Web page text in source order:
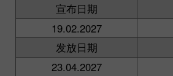
宣布日期
19.02.2027
发放日期
23.04.2027